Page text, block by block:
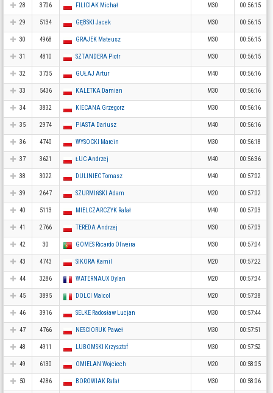
28 3706 FILICIAK Michał M30 00:56:15
29 5134 GĘBSKI Jacek M30 00:56:15
30 4968 GRAJEK Mateusz M30 00:56:15
31 4810 SZTANDERA Piotr M30 00:56:15
32 3735 GUŁAJ Artur M40 00:56:16
33 5436 KALETKA Damian M30 00:56:16
34 3832 KIECANA Grzegorz M30 00:56:16
35 2974 PIASTA Dariusz M40 00:56:16
36 4740 WYSOCKI Marcin M30 00:56:18
37 3621 ŁUC Andrzej M40 00:56:36
38 3022 DULINIEC Tomasz M40 00:57:02
39 2647 SZURMIŃSKI Adam M20 00:57:02
40 5113 MIELCZARCZYK Rafał M40 00:57:03
41 2766 TEREDA Andrzej M30 00:57:03
42 30 GOMES Ricardo Oliveira M30 00:57:04
43 4743 SIKORA Kamil M20 00:57:22
44 3286 WATERNAUX Dylan M20 00:57:34
45 3895 DOLCI Maicol M20 00:57:38
46 3916 SELKE Radosław Lucjan M30 00:57:44
47 4766 NESCIORUK Paweł M30 00:57:51
48 4911 LUBOMSKI Krzysztof M30 00:57:52
49 6130 OMIELAN Wojciech M20 00:58:05
50 4286 BOROWIAK Rafał M30 00:58:06